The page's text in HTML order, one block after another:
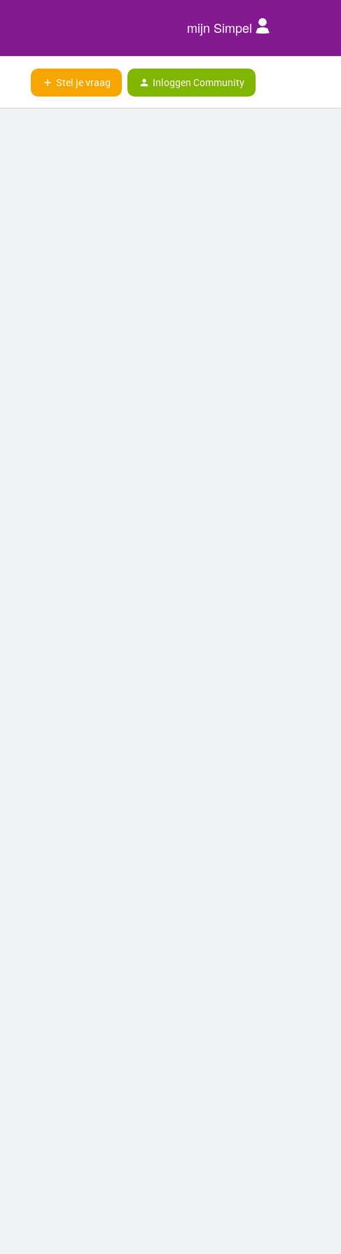
mijn Simpel
Stel je vraag Inloggen Community